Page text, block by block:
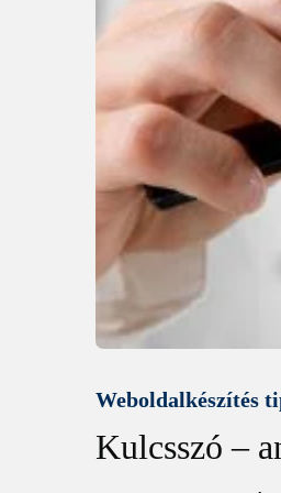
Weboldalkészítés
Kulcsszó –